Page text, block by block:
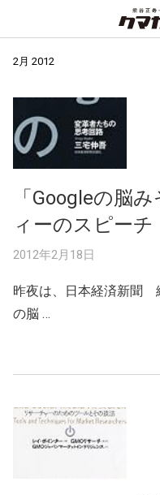
2月 2012
「Googleの脳
ィーのスピーチ
2012年2月18日
昨夜は、日本経済新聞
の脳 …